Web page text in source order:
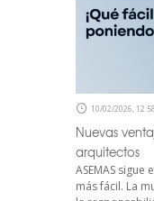
10/02/2026,
Nuevas
arquitectos
ASEMAS
más fácil. La